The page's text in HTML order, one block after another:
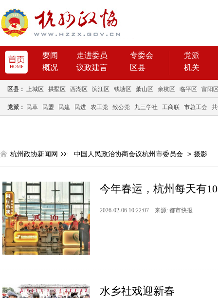
要闻 走进委员
专委会
概况
议政建言 区县
党派
机关
区县： 上城区 拱墅区 西湖区 滨江区 钱塘区 萧山区 余杭区 临平区 富阳
党派： 民革 民盟 民建 民进 农工党 致公党 九三学社 工商联 市总工会
杭州政协新闻网 中国人民政治协商会议杭州市委员会 > 摄影
今年春运，杭州每天有
2026-02-06 10:22:07 来源: 都市快报
水乡社戏迎新春